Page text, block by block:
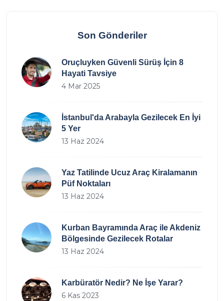
Son Gönderiler
Oruçluyken Güvenli Sürüş İçin 8
Hayati Tavsiye
4 Mar 2025
İstanbul'da Arabayla Gezilecek En İyi
5 Yer
13 Haz 2024
Yaz Tatilinde Ucuz Araç Kiralamanın
Püf Noktaları
13 Haz 2024
Kurban Bayramında Araç ile Akdeniz
Bölgesinde Gezilecek Rotalar
13 Haz 2024
Karbüratör Nedir? Ne İşe Yarar?
6 Kas 2023